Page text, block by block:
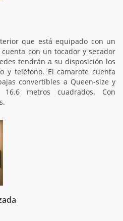
que está equipado con un
con un tocador y secador
tendrán a su disposición los
y teléfono. El camarote cuenta
convertibles a Queen-size y
metros cuadrados. Con